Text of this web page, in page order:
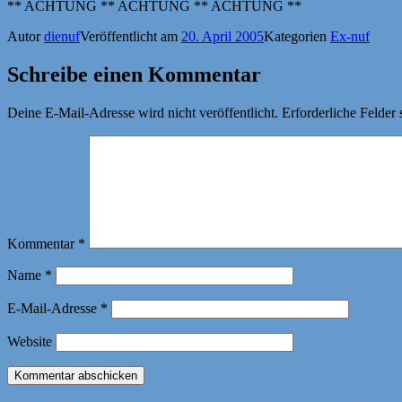
** ACHTUNG ** ACHTUNG ** ACHTUNG **
AutordienufVeröffentlicht am 20. April 2005Kategorien Ex-nuf
Schreibe einen Kommentar
Deine E-Mail-Adresse wird nicht veröffentlicht. Erforderliche Felder
Kommentar *
Name *
E-Mail-Adresse *
Website